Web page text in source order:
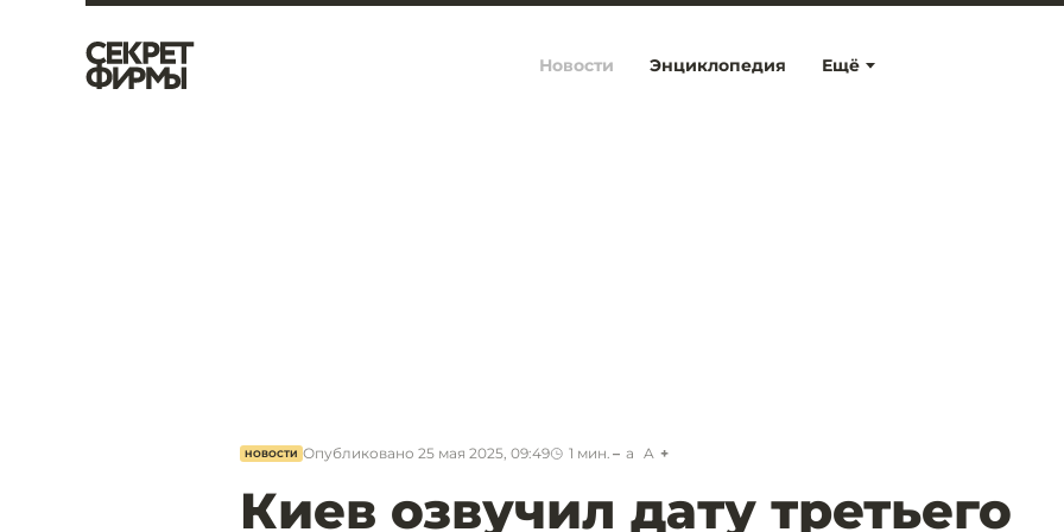
Ещё
Новости Энциклопедия
НОВОСТИ Опубликовано 25 мая 2025, 09:49 1 мин. a A
Киев озвучил дату третьего